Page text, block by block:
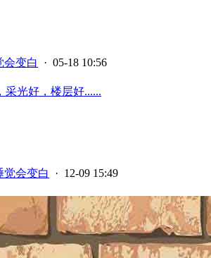
会变白 · 05-18 10:56
采光好，楼层好......
觉会变白
· 12-09 15:49